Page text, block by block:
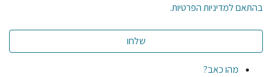
בהתאם למדיניות הפרטיות.
מהו כאב?